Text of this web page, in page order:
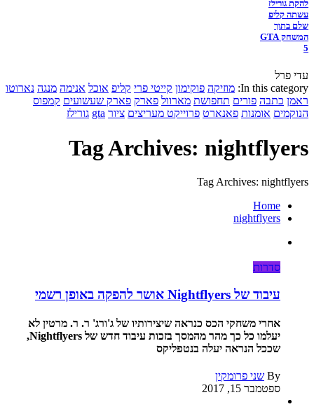
להקת גורילז
עשתה קליפ
שלם בתוך
המשחק GTA
5
עדי פרל
In this category: מוזיקה פוקימון קייטי פרי קליפ אוכל אנימה מנגה נארוטו
ראמן כתבה פורים תחפושת מארוול פארק פארק שעשועים קמפוס
הנוקמים אומנות פאנארט פרוייקט מעריצים ציור gta גורילז
Tag Archives: nightflyers
Tag Archives: nightflyers
Home
nightflyers
סדרות
עיבוד של Nightflyers אושר להפקה באופן רשמי
אחרי משחקי הכס כנראה שיצירותיו של ג'ורג' ר. ר. מרטין לא
יעלמו כל כך מהר מהמסך בזכות עיבוד חדש של Nightflyers,
שככל הנראה יעלה בנטפליקס
By שני פרומקין
ספטמבר 15, 2017